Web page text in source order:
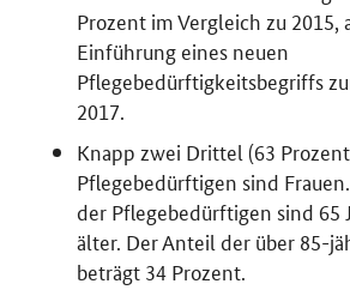
Prozent im Vergleich zu 2015,
Einführung eines neuen
Pflegebedürftigkeitsbegriffs
2017.
Knapp zwei Drittel (63
Pflegebedürftigen sind
der Pflegebedürftigen sind 65
älter. Der Anteil der über 85-
beträgt 34 Prozent.